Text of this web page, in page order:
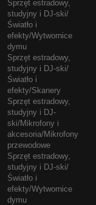
Sprzęt estradowy,
studyjny i DJ-ski/
Światło i
efekty/Wytwornice
dymu
Sprzęt estradowy,
studyjny i DJ-ski/
Światło i
efekty/Skanery
Sprzęt estradowy,
studyjny i DJ-
ski/Mikrofony i
akcesoria/Mikrofony
przewodowe
Sprzęt estradowy,
studyjny i DJ-ski/
Światło i
efekty/Wytwornice
dymu